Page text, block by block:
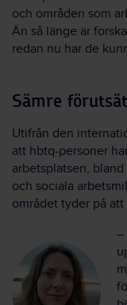
och områden som
Än så länge är
redan nu har de
Sämre
Utifrån den
att hbtq-personer
arbetsplatsen,
och sociala
området tyder på
–